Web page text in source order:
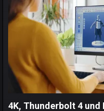
4K, Thunderbolt 4 und